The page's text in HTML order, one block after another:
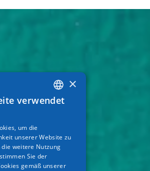
GREEK
GERMAN
×
verwendet
um die
unserer Website zu
weitere Nutzung
Sie der
gemäß unserer